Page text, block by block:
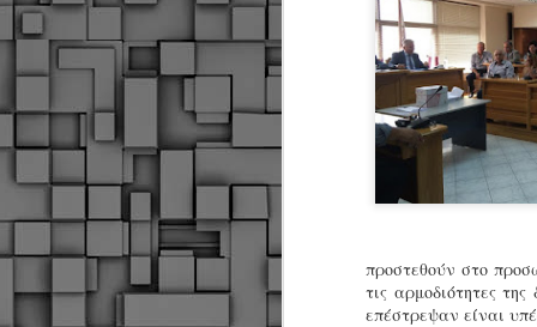
‬προστεθούν‭ ‬στο‭
‬τις‭ ‬αρμοδιότητες‭
‬επέστρεψαν‭ ‬είναι‭